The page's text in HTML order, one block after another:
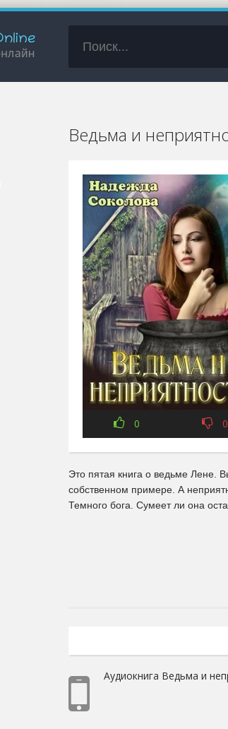
Ведьма и
0 0
Это пятая книга о ведьме Лене.
собственном примере. А
Темного бога. Сумеет ли она
Аудиокнига Ведьма и